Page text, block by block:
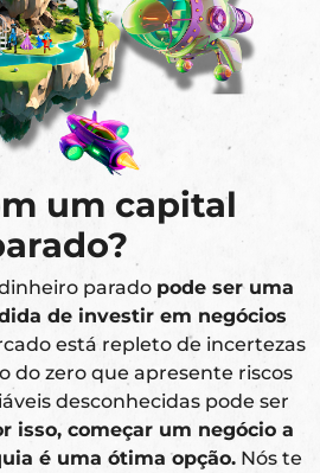
um capital
parado pode ser uma
de investir em negócios
está repleto de incertezas
do zero que apresente riscos
desconhecidas pode ser
isso, começar um negócio a
é uma ótima opção. Nós te